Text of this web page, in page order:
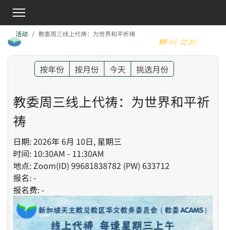
活动 教委周三线上代祷：为世界和平祈祷
按年份 按月份 今天 挑选月份
教委周三线上代祷：为世界和平祈
祷
日期: 2026年 6月 10日, 星期三
时间: 10:30AM - 11:30AM
地点: Zoom(ID) 99681838782 (PW) 633712
报名: -
报名费: -